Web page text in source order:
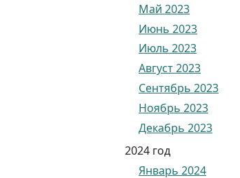
Май 2023
Июнь 2023
Июль 2023
Август 2023
Сентябрь 2023
Ноябрь 2023
Декабрь 2023
2024 год
Январь 2024